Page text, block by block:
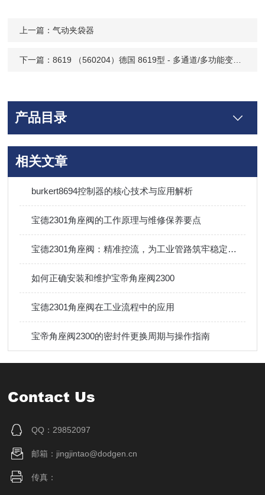
上一篇：气动夹袋器
下一篇：8619 （560204）德国 8619型 - 多通道/多功能变送器/控制器
产品目录
相关文章
burkert8694控制器的核心技术与应用解析
宝德2301角座阀的工作原理与维修保养要点
宝德2301角座阀：精准控流，为工业管路筑牢稳定防线
如何正确安装和维护宝帝角座阀2300
宝德2301角座阀在工业流程中的应用
宝帝角座阀2300的密封件更换周期与操作指南
Contact Us
QQ：29852097
邮箱：jingjintao@dodgen.cn
传真：